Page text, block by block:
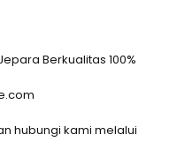
Berkualitas 100%
hubungi kami melalui